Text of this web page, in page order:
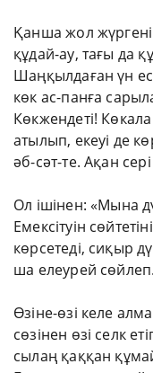
Қанша жол жүргені
құдай-ау, тағы да
Шаңқылдаған үн
көк ас-панға
Көкжендеті!
атылып, екеуі де
әб-сәт-те. Ақан
Ол ішінен: «Мына
Емексітуін
көрсетеді, сиқыр
ша елеурей сөйлеп.
Өзіне-өзі келе
сөзінен өзі селк
сылаң қаққан